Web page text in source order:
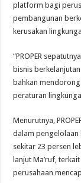
platform bagi
pembangunan
kerusakan
“PROPER
bisnis
bahkan
peraturan
Menurutnya,
dalam pengelolaan
sekitar 23 persen
lanjut Ma’ruf,
perusahaan